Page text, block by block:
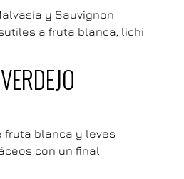
y Sauvignon
a fruta blanca, lichi
fruta blanca y leves
con un final